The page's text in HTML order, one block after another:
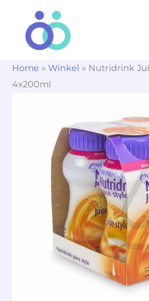
Home » Winkel » Nutridrink
4x200ml